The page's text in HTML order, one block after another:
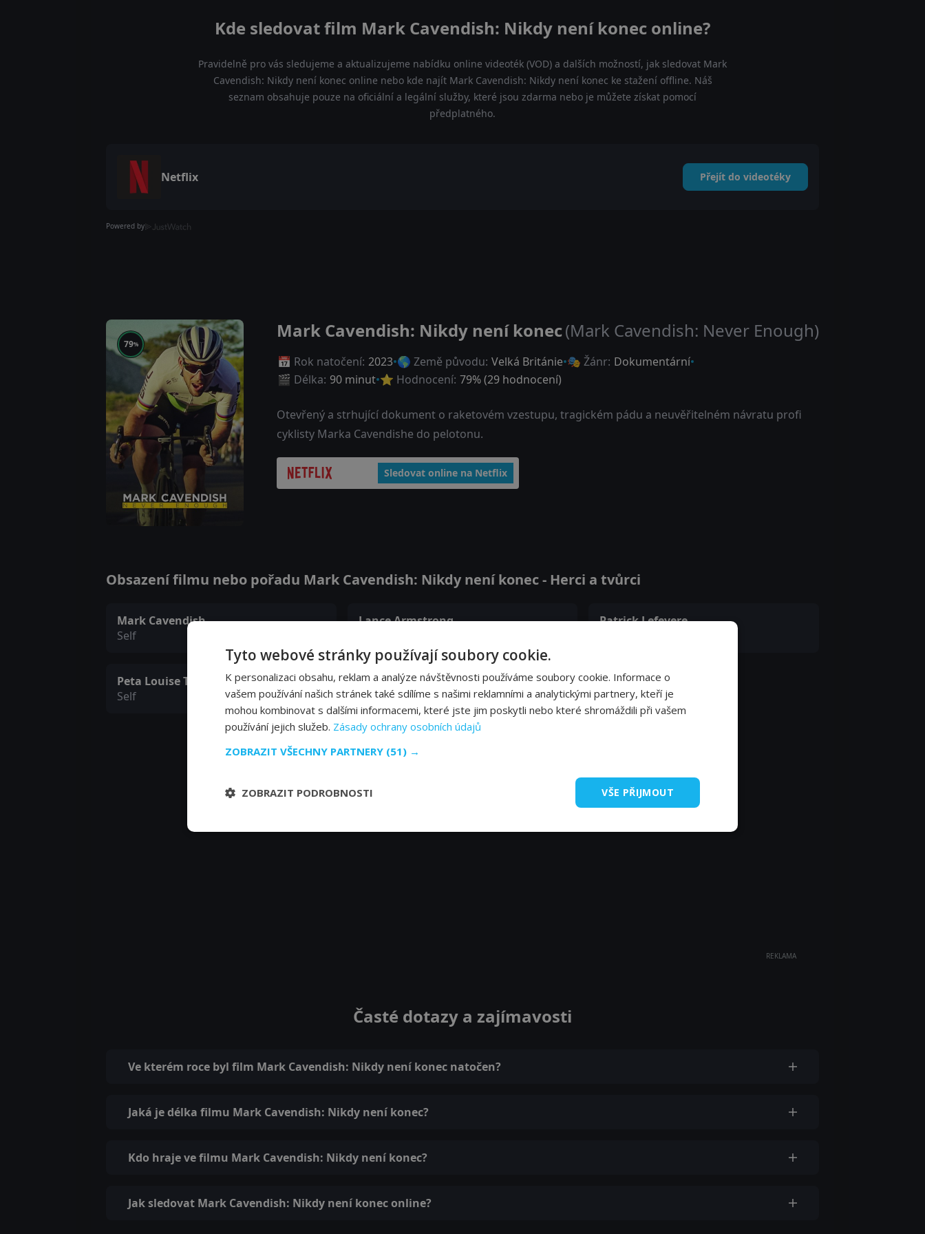
Kde sledovat film Mark Cavendish: Nikdy není konec online?
Pravidelně pro vás sledujeme a aktualizujeme nabídku online videoték (VOD) a dalších možností, jak sledovat Mark
Cavendish: Nikdy není konec online nebo kde najít Mark Cavendish: Nikdy není konec ke stažení offline. Náš
seznam obsahuje pouze na oficiální a legální služby, které jsou zdarma nebo je můžete získat pomocí
předplatného.
Netflix Přejít do videotéky
Powered by
79%
Mark Cavendish: Nikdy není konec(Mark Cavendish: Never Enough)
📅 Rok natočení: 2023 🌎 Země původu: Velká Británie 🎭 Žánr: Dokumentární
🎬 Délka: 90 minut ⭐ Hodnocení: 79% (29 hodnocení)
Otevřený a strhující dokument o raketovém vzestupu, tragickém pádu a neuvěřitelném návratu profi
cyklisty Marka Cavendishe do pelotonu.
Sledovat online na Netflix
Obsazení filmu nebo pořadu Mark Cavendish: Nikdy není konec - Herci a tvůrci
Mark Cavendish
Self
Lance Armstrong
Patrick Lefevere
Peta Louise Todd
Self
REKLAMA
Časté dotazy a zajímavosti
Ve kterém roce byl film Mark Cavendish: Nikdy není konec natočen?
Jaká je délka filmu Mark Cavendish: Nikdy není konec?
Kdo hraje ve filmu Mark Cavendish: Nikdy není konec?
Jak sledovat Mark Cavendish: Nikdy není konec online?
Tyto webové stránky používají soubory cookie.
K personalizaci obsahu, reklam a analýze návštěvnosti používáme soubory cookie. Informace o
vašem používání našich stránek také sdílíme s našimi reklamními a analytickými partnery, kteří je
mohou kombinovat s dalšími informacemi, které jste jim poskytli nebo které shromáždili při vašem
používání jejich služeb. Zásady ochrany osobních údajů
ZOBRAZIT VŠECHNY PARTNERY (51) →
VŠE PŘIJMOUT
ZOBRAZIT PODROBNOSTI